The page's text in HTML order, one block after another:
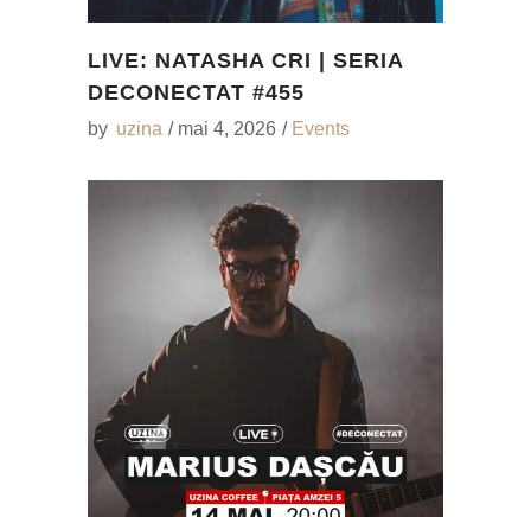
LIVE: NATASHA CRI | SERIA
DECONECTAT #455
by uzina mai 4, 2026 Events